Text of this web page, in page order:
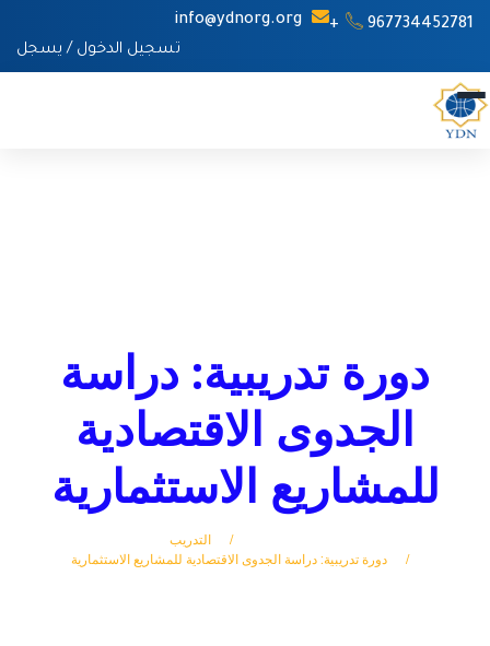
967734452781+
info@ydnorg.org
تسجيل الدخول / يسجل
دورة تدريبية: دراسة
الجدوى الاقتصادية
للمشاريع الاستثمارية
التدريب
دورة تدريبية: دراسة الجدوى الاقتصادية للمشاريع الاستثمارية